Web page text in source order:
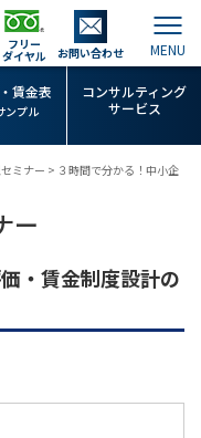
フリー
ダイヤル お問い合わせ
賃金表
ンプル
コンサルティング
サービス
ミナー > ３時間で分かる！中小企
ー
・賃金制度設計の